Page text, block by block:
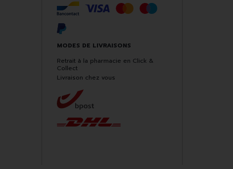
MODES DE LIVRAISONS
Retrait à la pharmacie en Click &
Collect
Livraison chez vous